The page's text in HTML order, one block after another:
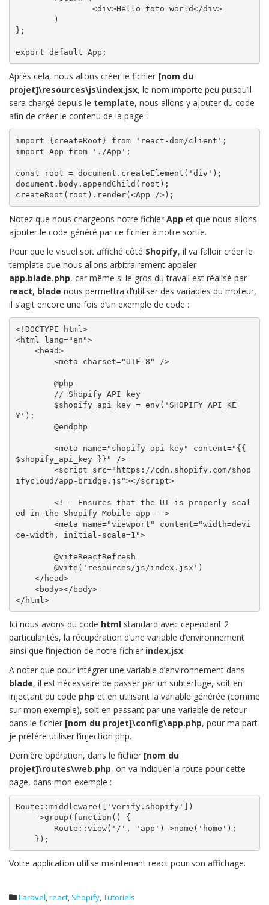
};
export default App;
Après cela, nous allons créer le fichier [nom du
projet]\resources\js\index.jsx, le nom importe peu puisqu’il
sera chargé depuis le template, nous allons y ajouter du code
afin de créer le contenu de la page :
import {createRoot} from 'react-dom/client';
import App from './App';
const root = document.createElement('div');
document.body.appendChild(root);
createRoot(root).render(<App />);
Notez que nous chargeons notre fichier App et que nous allons
ajouter le code généré par ce fichier à notre sortie.
Pour que le visuel soit affiché côté Shopify, il va falloir créer le
template que nous allons arbitrairement appeler
app.blade.php, car même si le gros du travail est réalisé par
react, blade nous permettra d’utiliser des variables du moteur,
il s’agit encore une fois d’un exemple de code :
<!DOCTYPE html>
<html lang="en">
Y');
$shopify_api_key }}" />
ifycloud/app-bridge.js"></script>
ed in the Shopify Mobile app -->
ce-width, initial-scale=1">
</html>
Ici nous avons du code html standard avec cependant 2
particularités, la récupération d’une variable d’environnement
ainsi que l’injection de notre fichier index.jsx
A noter que pour intégrer une variable d’environnement dans
blade, il est nécessaire de passer par un subterfuge, soit en
injectant du code php et en utilisant la variable générée (comme
sur mon exemple), soit en passant par une variable de retour
dans le fichier [nom du projet]\config\app.php, pour ma part
je préfère utiliser l’injection php.
Dernière opération, dans le fichier [nom du
projet]\routes\web.php, on va indiquer la route pour cette
page, dans mon exemple :
Route::middleware(['verify.shopify'])
    });
Votre application utilise maintenant react pour son affichage.
Laravel,react, Shopify,Tutoriels